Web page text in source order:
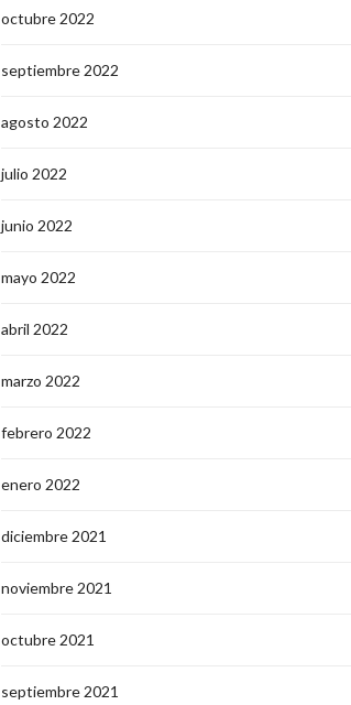
octubre 2022
septiembre 2022
agosto 2022
julio 2022
junio 2022
mayo 2022
abril 2022
marzo 2022
febrero 2022
enero 2022
diciembre 2021
noviembre 2021
octubre 2021
septiembre 2021